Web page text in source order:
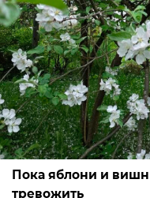
Пока яблони и
тревожить